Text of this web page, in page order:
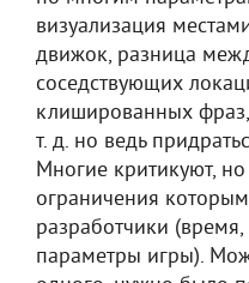
визуализация
движок, разница
соседствующих
клишированных
т. д. но ведь
Многие критикуют,
ограничения
разработчики
параметры игры).